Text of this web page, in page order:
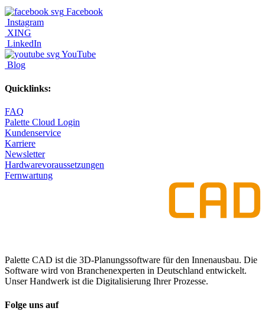
Facebook
Instagram
XING
LinkedIn
YouTube
Blog
Quicklinks:
FAQ
Palette Cloud Login
Kundenservice
Karriere
Newsletter
Hardwarevoraussetzungen
Fernwartung
Palette CAD ist die 3D-Planungssoftware für den Innenausbau. Die
Software wird von Branchenexperten in Deutschland entwickelt.
Unser Handwerk ist die Digitalisierung Ihrer Prozesse.
Folge uns auf